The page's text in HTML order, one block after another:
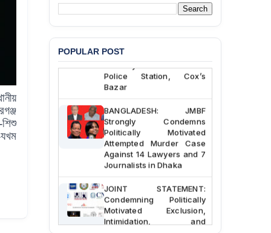
শিশু
POPULAR POST
BANGLADESH ALERT:
JMBF Deeply Concerned
and Strongly Condemns
the Death of Durjoy
Chowdhury in Police
Custody at Chakaria
Police Station, Cox’s
Bazar
BANGLADESH: JMBF
Strongly Condemns
Politically Motivated
Attempted Murder Case
Against 14 Lawyers and 7
Journalists in Dhaka
JOINT STATEMENT:
Condemning Politically
Motivated Exclusion,
Intimidation, and
Interference in the